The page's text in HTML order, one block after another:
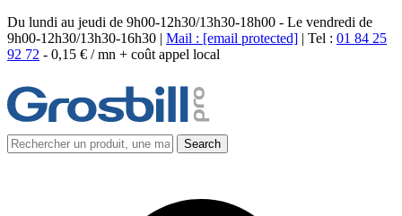
Du lundi au jeudi de 9h00-12h30/13h30-18h00 - Le vendredi de
9h00-12h30/13h30-16h30 | Mail : [email protected] | Tel : 01 84 25
92 72 - 0,15 € / mn + coût appel local